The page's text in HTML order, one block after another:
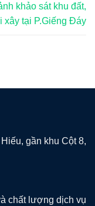
khảo sát khu đất,
xây tại P.Giếng Đáy
gần khu Cột 8,
chất lượng dịch vụ